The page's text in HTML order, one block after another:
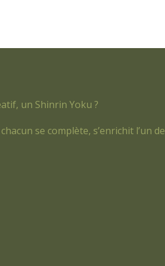
un Shinrin Yoku ?
se complète, s’enrichit l’un de